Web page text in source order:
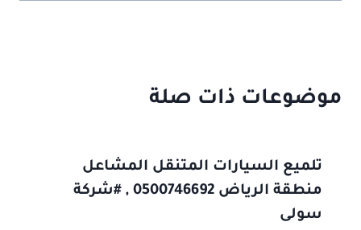
موضوعات ذات صلة
تلميع السيارات المتنقل المشاعل
منطقة الرياض 0500746692 , #شركة
سولى